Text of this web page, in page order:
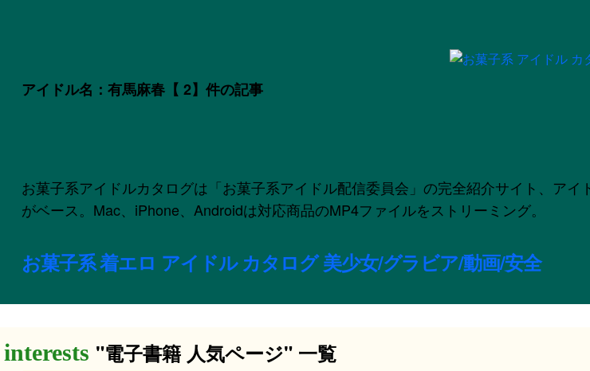
アイドル名：有馬麻春【 2】件の記事
お菓子系アイドルカタログは「お菓子系アイドル配信委員会」の完全紹介サイト、ア
がベース。Mac、iPhone、Androidは対応商品のMP4ファイルをストリーミング。
お菓子系 着エロ アイドル カタログ 美少女/グラビア/動画/安全
"電子書籍 人気ページ" 一覧